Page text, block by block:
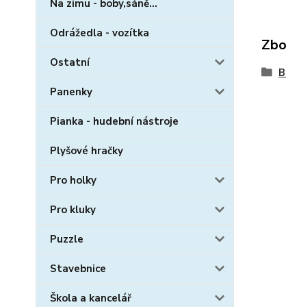
Na zimu - boby,sáně...
Odrážedla - vozítka
Ostatní
Panenky
Pianka - hudební nástroje
Plyšové hračky
Pro holky
Pro kluky
Puzzle
Stavebnice
Škola a kancelář